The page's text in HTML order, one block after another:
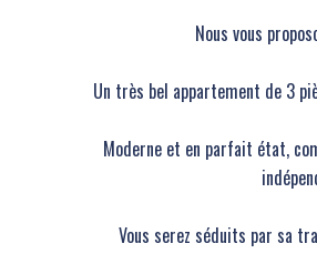
Nous vous
Un très bel appartement de 3
Moderne et en parfait état,
Vous serez séduits par sa